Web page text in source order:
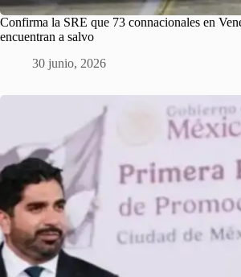
Confirma la SRE que 73 connacionales en
encuentran a salvo
30 junio, 2026